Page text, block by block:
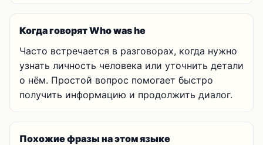
Когда говорят Who was he
Часто встречается в разговорах, когда нужно
узнать личность человека или уточнить детали
о нём. Простой вопрос помогает быстро
получить информацию и продолжить диалог.
Похожие фразы на этом языке